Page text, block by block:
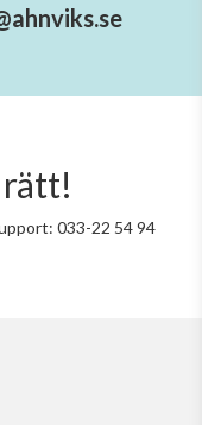
033-22 54 94